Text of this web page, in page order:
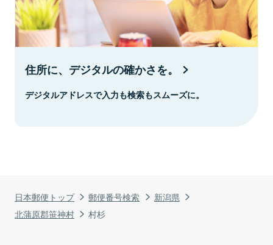
日本郵便トップ 郵便番号検索
新潟県
北蒲原郡笹神村
村杉
住所に、デジタルの確かさを。
デジタルアドレスで入力も検索もスムーズに。